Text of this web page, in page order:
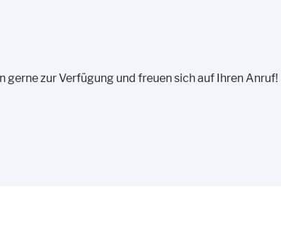
gerne zur Verfügung und freuen sich auf Ihren Anruf!